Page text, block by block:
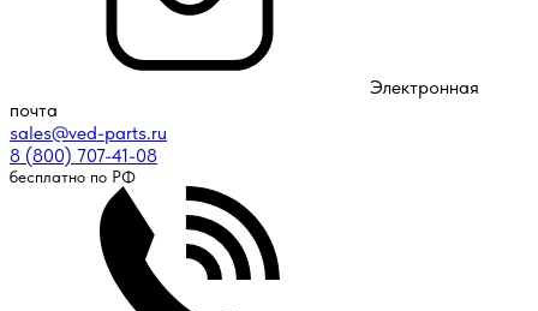
Электронная
почта
sales@ved-parts.ru
8 (800) 707-41-08
бесплатно по РФ